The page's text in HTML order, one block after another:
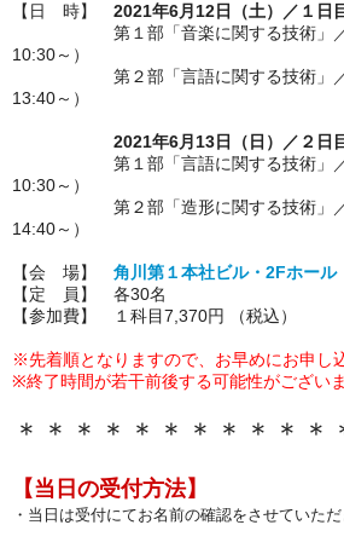
【日 時】 2021年6月12日（土）／１日
第１部「音楽に関する技術」／11
10:30～）
第２部「言語に関する技術」／
13:40～）
2021年6月13日（日）／２日
第１ 部「言語に関する技術」
10:30～）
第２部「造形に関する技術」
14:40～）
【会 場】 角川第１本社ビル・2Fホール
【定 員】 各30名
【参加費】 １科目7,370円 （税込）
※先着順となりますので、お早めにお申し
※終了時間が若干前後する可能性がございま
＊＊＊＊＊＊＊＊＊＊＊
【当日の受付方法】
・当日は受付にてお名前の確認をさせていた